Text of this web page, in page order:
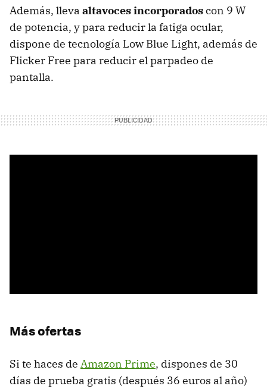
Además, lleva altavoces incorporadoscon 9 W
de potencia, y para reducir la fatiga ocular,
dispone de tecnología Low Blue Light, además de
Flicker Free para reducir el parpadeo de
pantalla.
Más ofertas
Si te haces de Amazon Prime, dispones de 30
días de prueba gratis (después 36 euros al año)